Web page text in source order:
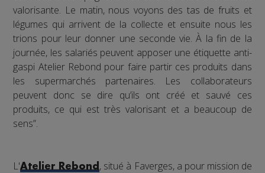
valorisante. Le matin, nous voyons des tas de fruits et
légumes qui arrivent de la collecte et ensuite nous les
trions pour leur donner une seconde vie. À la fin de la
journée, les salariés peuvent apposer une étiquette anti-
gaspi Atelier Rebond pour faire partir ces produits dans
les supermarchés partenaires. Les collaborateurs
peuvent donc se dire qu’ils ont créé et sauvé ces
produits, ce qui est très valorisant et a beaucoup de
sens”.
L'Atelier Rebond , situé à Faverges, a pour mission de